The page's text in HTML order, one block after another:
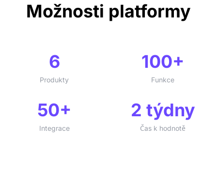
Možnosti platformy
6
Produkty
100+
Funkce
50+
Integrace
2 týdny
Čas k hodnotě